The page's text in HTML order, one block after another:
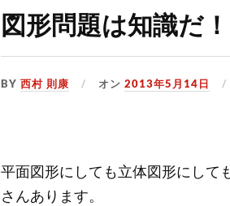
図形問題は知識だ！
BY西村 則康 オン2013年5月14日
平面図形にしても立体図形にして
さんあります。